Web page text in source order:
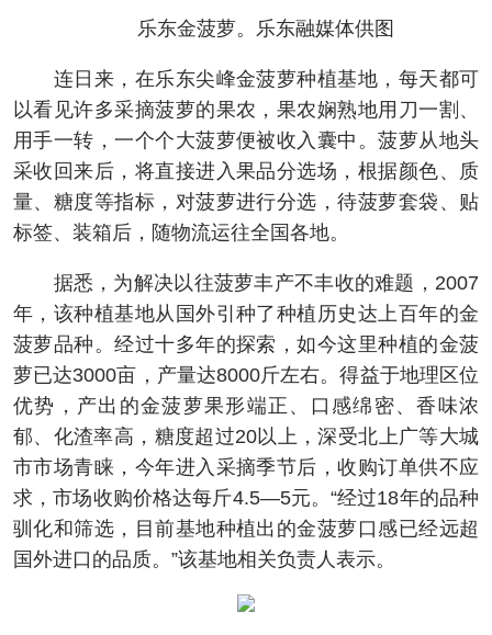
乐东金菠萝。乐东融媒体供图
连日来，在乐东尖峰金菠萝种植基地，每天都可
以看见许多采摘菠萝的果农，果农娴熟地用刀一割、
用手一转，一个个大菠萝便被收入囊中。菠萝从地头
采收回来后，将直接进入果品分选场，根据颜色、质
量、糖度等指标，对菠萝进行分选，待菠萝套袋、贴
标签、装箱后，随物流运往全国各地。
据悉，为解决以往菠萝丰产不丰收的难题，2007
年，该种植基地从国外引种了种植历史达上百年的金
菠萝品种。经过十多年的探索，如今这里种植的金菠
萝已达3000亩，产量达8000斤左右。得益于地理区位
优势，产出的金菠萝果形端正、口感绵密、香味浓
郁、化渣率高，糖度超过20以上，深受北上广等大城
市市场青睐，今年进入采摘季节后，收购订单供不应
求，市场收购价格达每斤4.5—5元。“经过18年的品种
驯化和筛选，目前基地种植出的金菠萝口感已经远超
国外进口的品质。”该基地相关负责人表示。